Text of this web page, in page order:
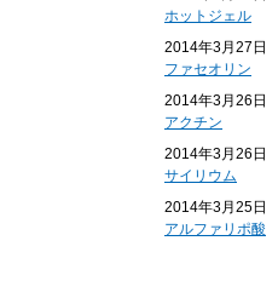
ホットジェル
2014年3月27日
ファセオリン
2014年3月26日
アクチン
2014年3月26日
サイリウム
2014年3月25日
アルファリポ酸